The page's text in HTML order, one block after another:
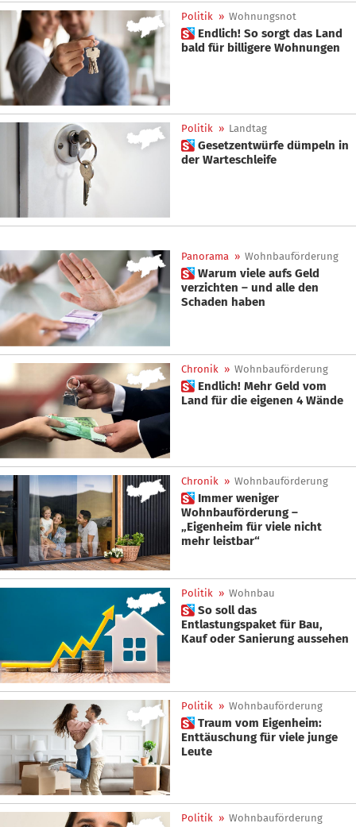
Politik » Wohnungsnot
 Endlich! So sorgt das Land
bald für billigere Wohnungen
Politik » Landtag
 Gesetzentwürfe dümpeln in
der Warteschleife
Panorama » Wohnbauförderung
 Warum viele aufs Geld
verzichten – und alle den
Schaden haben
Chronik » Wohnbauförderung
 Endlich! Mehr Geld vom
Land für die eigenen 4 Wände
Chronik » Wohnbauförderung
 Immer weniger
Wohnbauförderung –
„Eigenheim für viele nicht
mehr leistbar“
Politik » Wohnbau
 So soll das
Entlastungspaket für Bau,
Kauf oder Sanierung aussehen
Politik » Wohnbauförderung
 Traum vom Eigenheim:
Enttäuschung für viele junge
Leute
Politik » Wohnbauförderung